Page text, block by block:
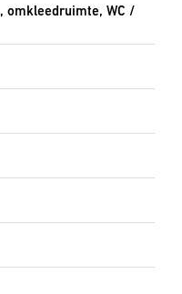
omkleedruimte, WC /